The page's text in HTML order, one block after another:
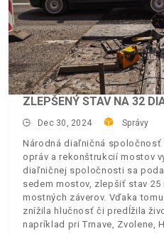
ZLEPŠENÝ STAV NA 32
Dec 30, 2024 Správy
Národná diaľničná spoločnosť
opráv a rekonštrukcií mostov
diaľničnej spoločnosti sa
sedem mostov, zlepšiť stav
mostných záverov. Vďaka
znížila hlučnosť či predĺžila
napríklad pri Trnave, Zvolene,